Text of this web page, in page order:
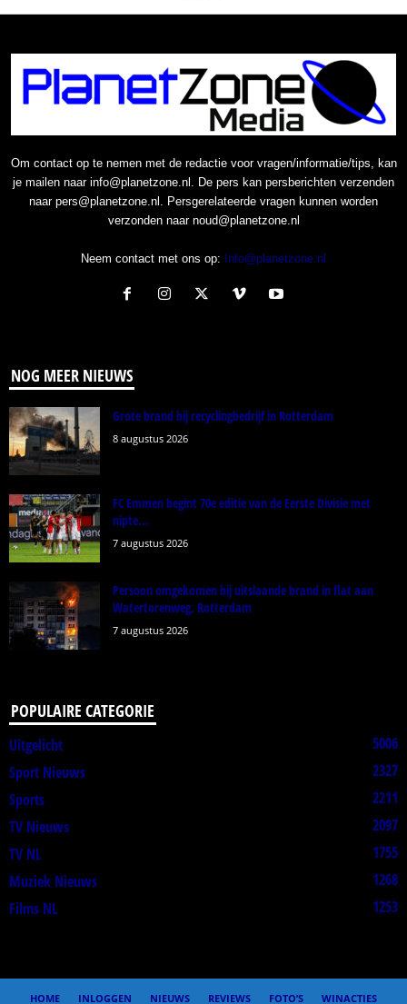
Om contact op te nemen met de redactie voor vragen/informatie/tips, kan
je mailen naar info@planetzone.nl. De pers kan persberichten verzenden
naar pers@planetzone.nl. Persgerelateerde vragen kunnen worden
verzonden naar noud@planetzone.nl
Neem contact met ons op: Info@planetzone.nl
NOG MEER NIEUWS
Grote brand bij recyclingbedrijf in Rotterdam
8 augustus 2026
FC Emmen begint 70e editie van de Eerste Divisie met
nipte...
7 augustus 2026
Persoon omgekomen bij uitslaande brand in flat aan
Watertorenweg, Rotterdam
7 augustus 2026
POPULAIRE CATEGORIE
Uitgelicht
5006
Sport Nieuws
2327
Sports
2211
TV Nieuws
2097
TV NL
1755
Muziek Nieuws
1268
Films NL
1253
HOME INLOGGEN NIEUWS REVIEWS FOTO’S WINACTIES